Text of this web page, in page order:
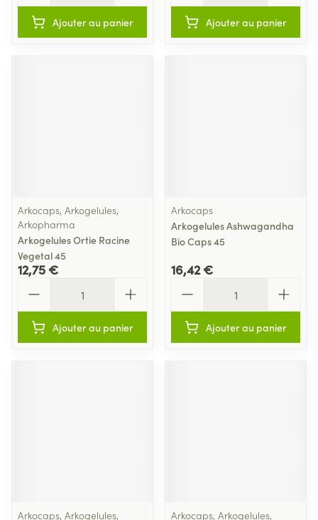
Ajouter au panier Ajouter au panier
Arkocaps, Arkogelules,
Arkopharma
Arkogelules Ortie Racine
Vegetal 45
12,75 €
Ajouter au panier
Arkocaps
Arkogelules Ashwagandha
Bio Caps 45
16,42 €
Ajouter au panier
Arkocaps, Arkogelules, Arkocaps, Arkogelules,